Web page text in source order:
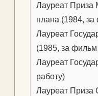
Лауреат Приза
плана (1984,
Лауреат
(1985, за
Лауреат
работу)
Лауреат Приза